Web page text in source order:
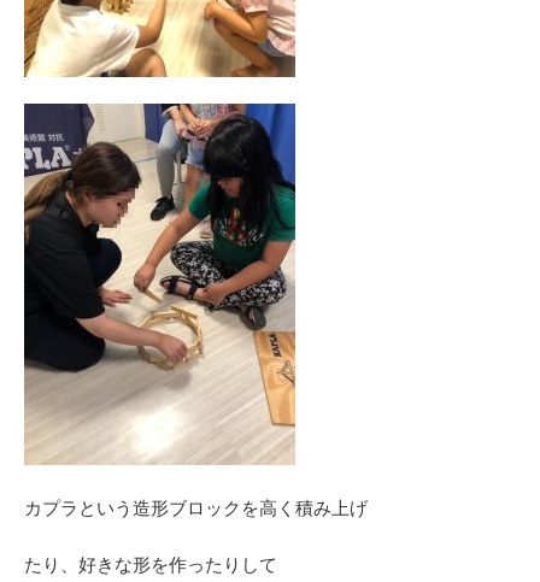
カプラという造形ブロックを高く積み上げ
たり、好きな形を作ったりして